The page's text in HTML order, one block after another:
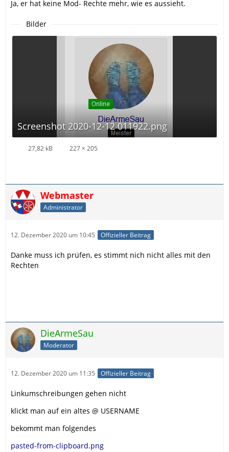
Ja, er hat keine Mod- Rechte mehr, wie es aussieht.
Bilder
Screenshot 2020-12-12 011922.png
27,82 kB 227 × 205
Webmaster
Administrator
12. Dezember 2020 um 10:45 Offizieller Beitrag
Danke muss ich prüfen, es stimmt nich nicht alles mit den
Rechten
DieArmeSau
Moderator
12. Dezember 2020 um 11:35 Offizieller Beitrag
Linkumschreibungen gehen nicht
klickt man auf ein altes @ USERNAME
bekommt man folgendes
pasted-from-clipboard.png